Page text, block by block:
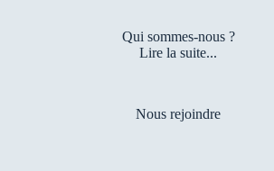
Qui sommes-nous ?
Lire la suite...
Nous rejoindre